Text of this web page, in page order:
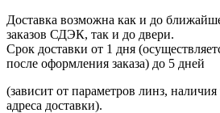
Доставка возможна как и до
заказов СДЭК, так и до двери.
Срок доставки от 1 дня
после оформления заказа) до 5 дней
(зависит от параметров линз, наличия
адреса доставки).